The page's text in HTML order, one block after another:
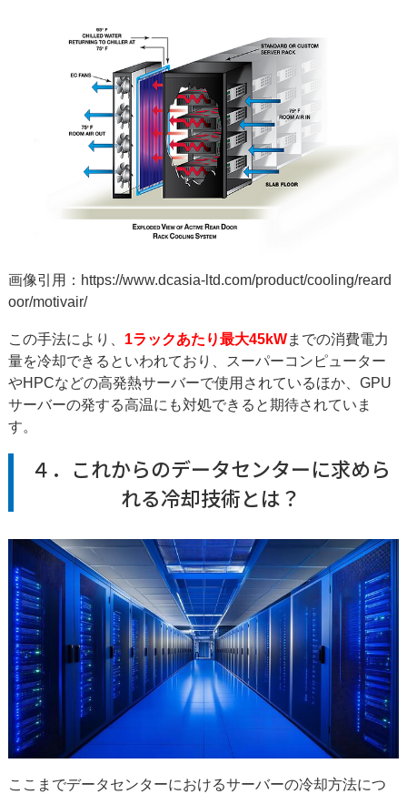
画像引用： https://www.dcasia-ltd.com/product/cooling/reard
oor/motivair/
この手法により、 1ラックあたり最大45kWまでの消費電力
量を冷却できるといわれており、スーパーコンピューター
やHPCなどの高発熱サーバーで使用されているほか、GPU
サーバーの発する高温にも対処できると期待されていま
す。
４．これからのデータセンターに求めら
れる冷却技術とは？
ここまでデータセンターにおけるサーバーの冷却方法につ